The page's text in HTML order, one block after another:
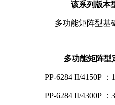
该系列版本
多功能矩阵型基
多功能矩阵型
PP-6284 II/4150P
PP-6284 II/4300P